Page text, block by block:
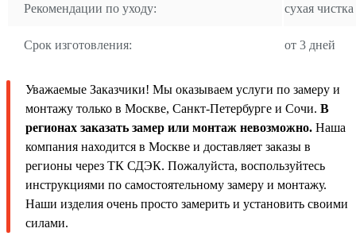
Рекомендации по уходу: сухая чистка
Срок изготовления: от 3 дней
Уважаемые Заказчики! Мы оказываем услуги по замеру и
монтажу только в Москве, Санкт-Петербурге и Сочи. В
регионах заказать замер или монтаж невозможно. Наша
компания находится в Москве и доставляет заказы в
регионы через ТК СДЭК. Пожалуйста, воспользуйтесь
инструкциями по самостоятельному замеру и монтажу.
Наши изделия очень просто замерить и установить своими
силами.